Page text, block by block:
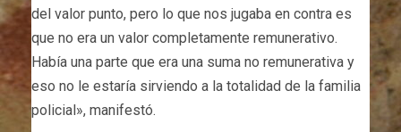
del valor punto, pero lo que nos jugaba en contra es
que no era un valor completamente remunerativo.
Había una parte que era una suma no remunerativa y
eso no le estaría sirviendo a la totalidad de la familia
policial», manifestó.